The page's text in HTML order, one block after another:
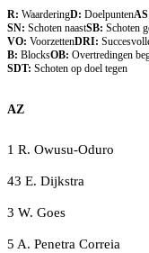
R: WaarderingD: Doelpunten
SN: Schoten naastSB: Schoten
VO: VoorzettenDRI:
B: BlocksOB: Overtredingen
SDT: Schoten op doel tegen
AZ
1 R. Owusu-Oduro
43 E. Dijkstra
3 W. Goes
5 A. Penetra Correia